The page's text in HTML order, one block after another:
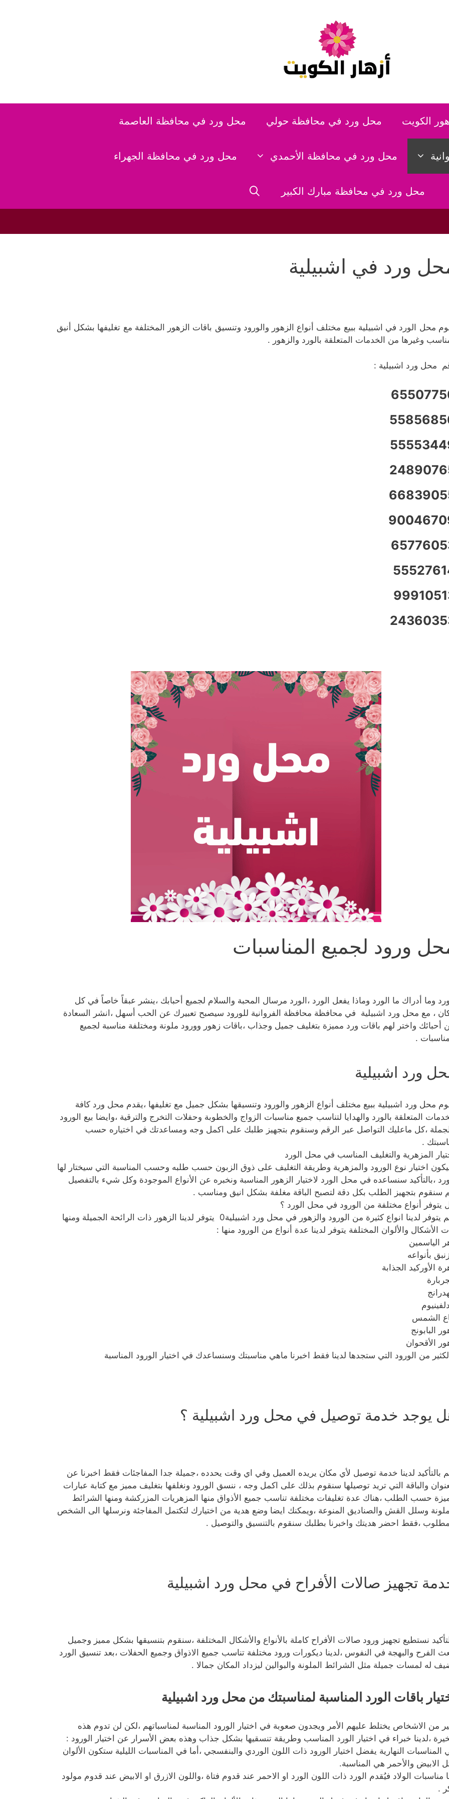
الكويت محل ورد في محافظة حولي محل ورد في محافظة العاصمة
محل ورد في محافظة الأحمدي محل ورد في محافظة الجهراء
محل ورد في محافظة مبارك الكبير
ورد في اشبيلية
محل الورد في اشبيلية ببيع مختلف أنواع الزهور والورود وتنسيق باقات الزهور المختلفة مع تغليفها بشكل أنيق
وغيرها من الخدمات المتعلقة بالورد والزهور .
محل ورد اشبيلية :
ورود لجميع المناسبات
وما أدراك ما الورد وماذا يفعل الورد ،الورد مرسال المحبة والسلام لجميع أحبابك ،ينشر عبقاً خاصاً في كل
، مع محل ورد اشبيلية في محافظة محافظة الفروانية للورود سيصبح تعبيرك عن الحب أسهل ،انشر السعادة
أحبائك واختر لهم باقات ورد مميزة بتغليف جميل وجذاب ،باقات زهور وورود ملونة ومختلفة مناسبة لجميع
.
ورد اشبيلية
محل ورد اشبيلية ببيع مختلف أنواع الزهور والورود وتنسيقها بشكل جميل مع تغليفها ،يقدم محل ورد كافة
المتعلقة بالورد والهدايا لتناسب جميع مناسبات الزواج والخطوبة وحفلات التخرج والترقية ،وايضا بيع الورود
،كل ماعليك التواصل عبر الرقم وسنقوم بتجهيز طلبك على اكمل وجه ومساعدتك في اختياره حسب
.
المزهرية والتغليف المناسب في محل الورد
اختيار نوع الورود والمزهرية وطريقة التغليف على ذوق الزبون حسب طلبه وحسب المناسبة التي سيختار لها
،بالتأكيد سنساعده في محل الورد لاختيار الزهور المناسبة ونخبره عن الأنواع الموجودة وكل شيء بالتفصيل
سنقوم بتجهيز الطلب بكل دقة لتصبح الباقة مغلفة بشكل انيق ومناسب .
يتوفر أنواع مختلفة من الورود في محل الورد ؟
نعم يتوفر لدينا انواع كثيرة من الورود والزهور في محل ورد اشبيلية0 يتوفر لدينا الزهور ذات الرائحة الجميلة ومنها
الأشكال والألوان المختلفة يتوفر لدينا عدة أنواع من الورود منها :
الياسمين
بأنواعه
الأوركيد الجذابة
الشمس
البابونج
الأقحوان
من الورود التي ستجدها لدينا فقط اخبرنا ماهي مناسبتك وسنساعدك في اختيار الورود المناسبة
يوجد خدمة توصيل في محل ورد اشبيلية ؟
بالتأكيد لدينا خدمة توصيل لأي مكان يريده العميل وفي اي وقت يحدده ،جميلة جدا المفاجئات فقط اخبرنا عن
والباقة التي تريد توصيلها سنقوم بذلك على اكمل وجه ، ننسق الورود ونغلفها بتغليف مميز مع كتابة عبارات
حسب الطلب ،هناك عدة تغليفات مختلفة تناسب جميع الأذواق منها المزهريات المزركشة ومنها الشرائط
وسلل القش والصناديق المنوعة ،ويمكنك ايضا وضع هدية من اختيارك لتكتمل المفاجئة ونرسلها الى الشخص
،فقط احضر هديتك واخبرنا بطلبك سنقوم بالتنسيق والتوصيل .
تجهيز صالات الأفراح في محل ورد اشبيلية
نستطيع تجهيز ورود صالات الأفراح كاملة بالأنواع والأشكال المختلفة ،سنقوم بتنسيقها بشكل مميز وجميل
الفرح والبهجة في النفوس ،لدينا ديكورات ورود مختلفة تناسب جميع الاذواق وجميع الحفلات ،بعد تنسيق الورد
له لمسات جميلة مثل الشرائط الملونة والبوالين ليزداد المكان جمالا .
باقات الورد المناسبة لمناسبتك من محل ورد اشبيلية
من الاشخاص يختلط عليهم الأمر ويجدون صعوبة في اختيار الورود المناسبة لمناسباتهم ،لكن لن تدوم هذه
،لدينا خبراء في اختيار الورد المناسب وطريقة تنسقيها بشكل جذاب وهذه بعض الأسرار عن اختيار الورود :
المناسبات النهارية يفضل اختيار الورود ذات اللون الوردي والبنفسجي ،أما في المناسبات الليلية ستكون الألوان
الابيض والأحمر هي المناسبة.
مناسبات الولاد فيُقدم الورد ذات اللون الورد او الاحمر عند قدوم فتاة ،واللون الازرق او الابيض عند قدوم مولود
.